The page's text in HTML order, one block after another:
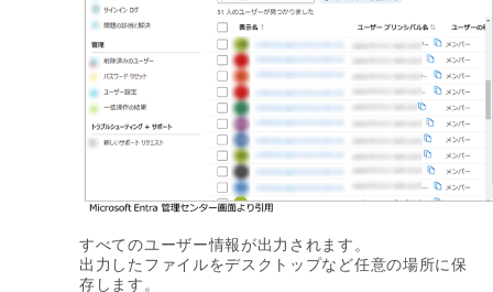
すべてのユーザー情報が出力されます。
出力したファイルをデスクトップなど任意の場所に保
存します。